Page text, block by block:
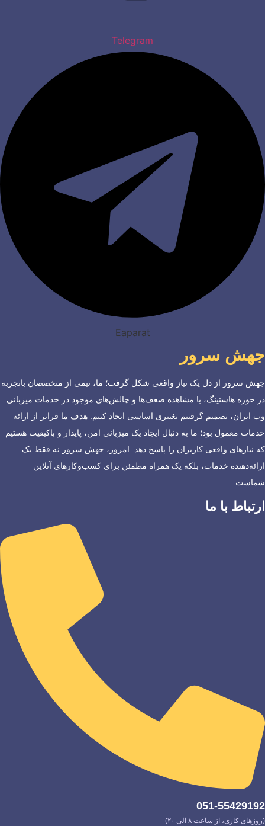
Telegram
Eaparat
جهش سرور
جهش سرور از دل یک نیاز واقعی شکل گرفت؛ ما، تیمی از متخصصان باتجربه
در حوزه هاستینگ، با مشاهده ضعف‌ها و چالش‌های موجود در خدمات میزبانی
وب ایران، تصمیم گرفتیم تغییری اساسی ایجاد کنیم. هدف ما فراتر از ارائه
خدمات معمول بود؛ ما به دنبال ایجاد یک میزبانی امن، پایدار و باکیفیت هستیم
که نیازهای واقعی کاربران را پاسخ دهد. امروز، جهش سرور نه فقط یک
ارائه‌دهنده خدمات، بلکه یک همراه مطمئن برای کسب‌وکارهای آنلاین
شماست.
ارتباط با ما
051-55429192
(روزهای کاری، از ساعت ۸ الی ۲۰)